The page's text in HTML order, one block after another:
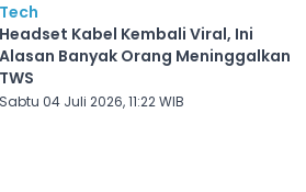
Tech
Headset Kabel Kembali Viral, Ini
Alasan Banyak Orang Meninggalkan
TWS
Sabtu 04 Juli 2026, 11:22 WIB